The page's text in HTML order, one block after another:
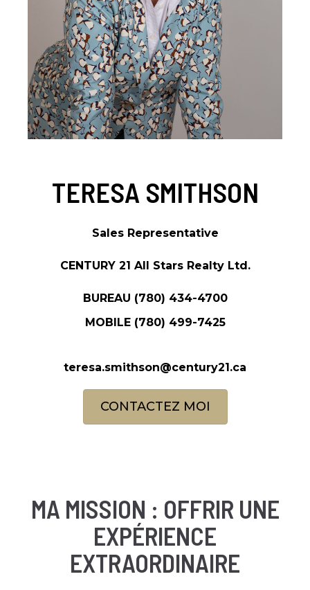
TERESA SMITHSON
Sales Representative
CENTURY 21 All Stars Realty Ltd.
BUREAU (780) 434-4700
MOBILE (780) 499-7425
teresa.smithson@century21.ca
CONTACTEZ MOI
MA MISSION : OFFRIR UNE
EXPÉRIENCE
EXTRAORDINAIRE